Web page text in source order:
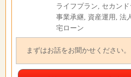
ライフプラン, セカン
事業承継, 資産運用, 法
宅ローン
まずはお話をお聞かせください。